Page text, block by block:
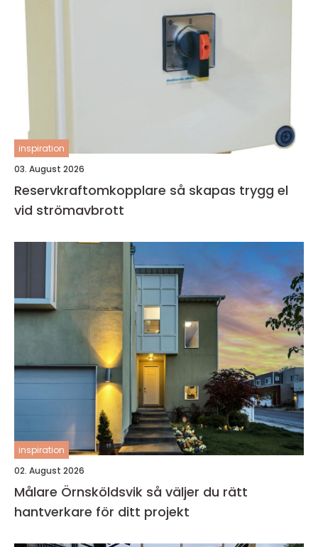
inspiration
03. August 2026
Reservkraftomkopplare så skapas trygg el
vid strömavbrott
inspiration
02. August 2026
Målare Örnsköldsvik så väljer du rätt
hantverkare för ditt projekt